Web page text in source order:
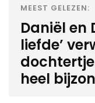
MEEST GELEZEN:
Daniël en
liefde’
heel